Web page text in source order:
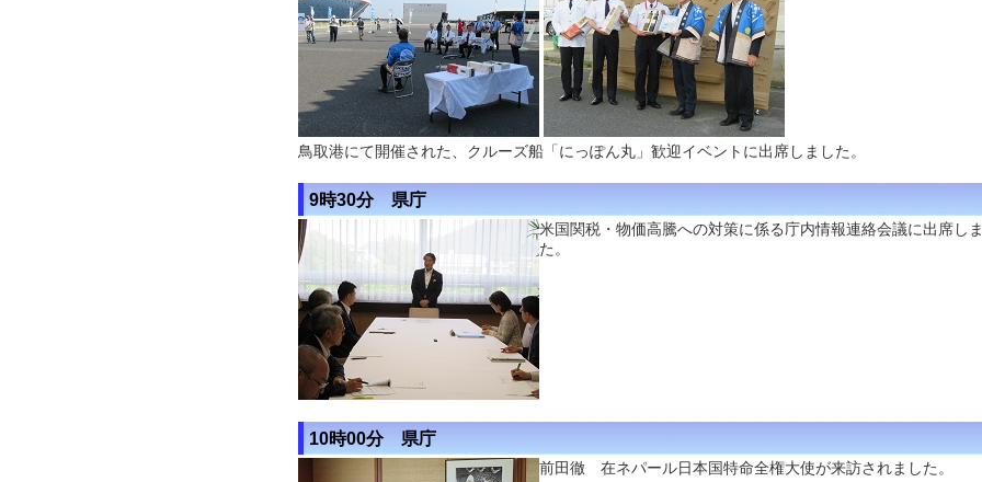
鳥取港にて開催された、クルーズ船「にっぽん丸」歓迎イベントに出席しました。
9時30分 県庁
米国関税・物価高騰への対策に係る庁内情報連絡会議に出席し
た。
10時00分 県庁
前田徹 在ネパール日本国特命全権大使が来訪されました。